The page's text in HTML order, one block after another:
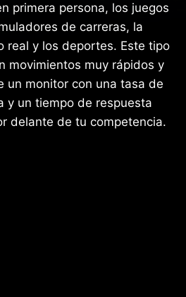
primera persona, los juegos
de carreras, la
real y los deportes. Este tipo
movimientos muy rápidos y
un monitor con una tasa de
y un tiempo de respuesta
delante de tu competencia.